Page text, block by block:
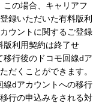
この場合、キャリアフ
録いただいた有料版利
ウントに関するご登録
版利用契約は終了せ
行後のドコモ回線dア
だくことができます。
線dアカウントへの移行
行の申込みをされる対